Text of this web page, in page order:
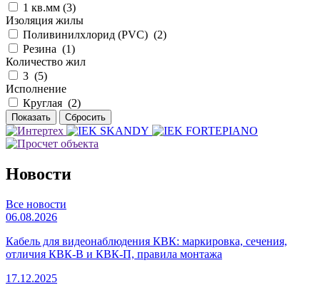
1 кв.мм (3)
Изоляция жилы
Поливинилхлорид (PVC) (2)
Резина (1)
Количество жил
3 (5)
Исполнение
Круглая (2)
Новости
Все новости
06.08.2026
Кабель для видеонаблюдения КВК: маркировка, сечения,
отличия КВК-В и КВК-П, правила монтажа
17.12.2025